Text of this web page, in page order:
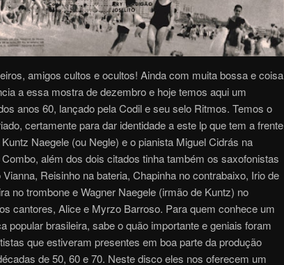
amigos cultos e ocultos! Ainda com muita bossa e coisa
a essa mostra de dezembro e hoje temos aqui um
anos 60, lançado pela Codil e seu selo Ritmos. Temos o
certamente para dar identidade a este lp que tem a frente
Naegele (ou Negle) e o pianista Miguel Cidrás na
além dos dois citados tinha também os saxofonistas
Reisinho na bateria, Chapinha no contrabaixo, Irio de
no trombone e Wagner Naegele (irmão de Kuntz) no
cantores, Alice e Myrzo Barroso. Para quem conhece um
popular brasileira, sabe o quão importante e geniais foram
que estiveram presentes em boa parte da produção
de 50, 60 e 70. Neste disco eles nos oferecem um